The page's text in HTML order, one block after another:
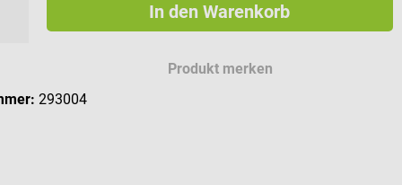
In den Warenkorb
Produkt merken
293004